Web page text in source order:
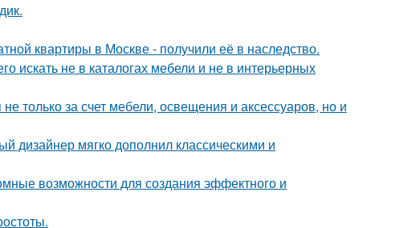
квартиры в Москве - получили её в наследство.
искать не в каталогах мебели и не в интерьерных
только за счет мебели, освещения и аксессуаров, но и
дизайнер мягко дополнил классическими и
возможности для создания эффектного и